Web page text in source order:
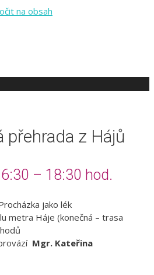
na obsah
přehrada z Hájů
– 18:30 hod.
jako lék
metra Háje (konečná – trasa
Mgr. Kateřina